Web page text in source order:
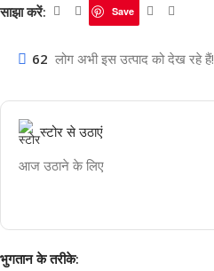
साझा करें: Save
62 लोग अभी इस उत्पाद को देख रहे हैं!
स्टोर से उठाएं
आज उठाने के लिए
भुगतान के तरीके: